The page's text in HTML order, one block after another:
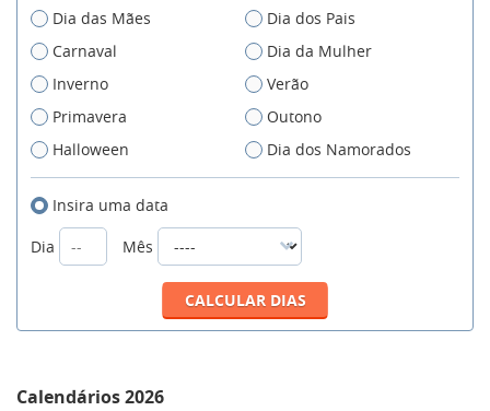
Dia das Mães
Dia dos Pais
Carnaval
Dia da Mulher
Inverno
Verão
Primavera
Outono
Halloween
Dia dos Namorados
Insira uma data
Dia
Mês
Calendários 2026